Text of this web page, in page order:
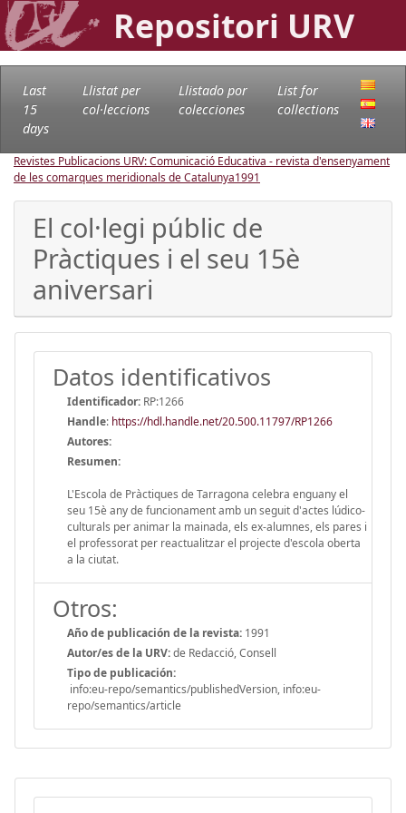
Repositori URV
Last
15
days
Llistat per
col·leccions
Llistado por
colecciones
List for
collections
Revistes Publicacions URV: Comunicació Educativa - revista d'ensenyament
de les comarques meridionals de Catalunya1991
El col·legi públic de
Pràctiques i el seu 15è
aniversari
Datos identificativos
Identificador: RP:1266
Handle: https://hdl.handle.net/20.500.11797/RP1266
Autores:
Resumen:
L'Escola de Pràctiques de Tarragona celebra enguany el
seu 15è any de funcionament amb un seguit d'actes lúdico-
culturals per animar la mainada, els ex-alumnes, els pares i
el professorat per reactualitzar el projecte d'escola oberta
a la ciutat.
Otros:
Año de publicación de la revista: 1991
Autor/es de la URV:de Redacció, Consell
Tipo de publicación:
info:eu-repo/semantics/publishedVersion, info:eu-
repo/semantics/article